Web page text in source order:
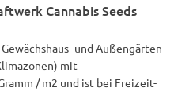
und hatte ein klares,
etwas zu
Cannabis Seeds
und Außengärten
mit
/ m2 und ist bei Freizeit-